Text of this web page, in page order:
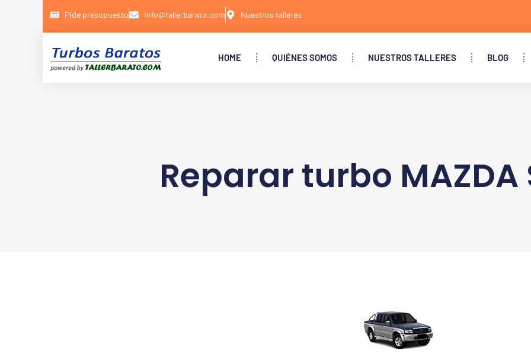
Pide presupuesto info@tallerbarato.com Nuestros talleres
HOME QUIÉNES SOMOS NUESTROS TALLERES BLOG
Reparar turbo MAZDA